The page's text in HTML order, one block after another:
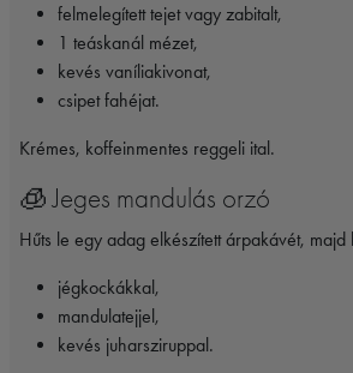
felmelegített tejet vagy zabitalt,
1 teáskanál mézet,
kevés vaníliakivonat,
csipet fahéjat.
Krémes, koffeinmentes reggeli ital.
🧊 Jeges mandulás orzó
Hűts le egy adag elkészített árpakávét, majd
jégkockákkal,
mandulatejjel,
kevés juharsziruppal.